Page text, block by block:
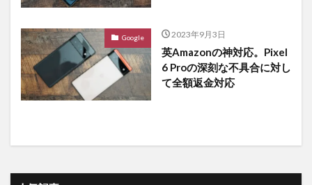
Google 2023年9月3日
英Amazonの神対応。Pixel
6 Proの深刻な不具合に対し
て全額返金対応